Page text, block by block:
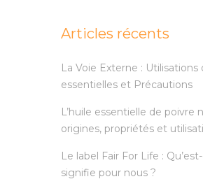
Articles récents
La Voie Externe : Utilisations
essentielles et Précautions
L’huile essentielle de poivre
origines, propriétés et
Le label Fair For Life :
signifie pour nous ?